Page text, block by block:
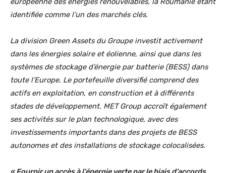
identifiée comme l’un des marchés clés.
La division Green Assets du Groupe investit activement
dans les énergies solaire et éolienne, ainsi que dans les
systèmes de stockage d’énergie par batterie (BESS) dans
toute l’Europe. Le portefeuille diversifié comprend des
actifs en exploitation, en construction et à différents
stades de développement. MET Group accroît également
ses activités sur le plan technologique, avec des
investissements importants dans des projets de BESS
autonomes et des installations de stockage colocalisées.